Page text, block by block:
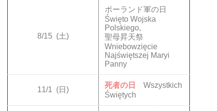
8/15 (土)
ポーランド軍の日
Święto Wojska
Polskiego,
聖母昇天祭
Wniebowzięcie
Najświętszej Maryi
Panny
11/1 (日)
死者の日
Wszystkich
Świętych